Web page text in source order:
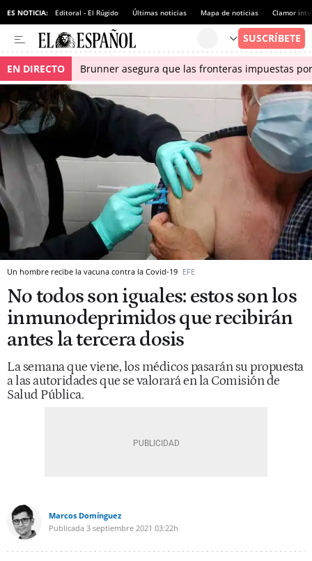
ES NOTICIA: Editoral - El Rúgido Últimas noticias Mapa de noticias Clamor
EN DIRECTO Brunner asegura que las fronteras impuestas
Un hombre recibe la vacuna contra la Covid-19 EFE
No todos son iguales: estos son los
inmunodeprimidos que recibirán
antes la tercera dosis
La semana que viene, los médicos pasarán su propuesta
a las autoridades que se valorará en la Comisión de
Salud Pública.
Marcos Domínguez
Publicada 3 septiembre 2021 03:22h